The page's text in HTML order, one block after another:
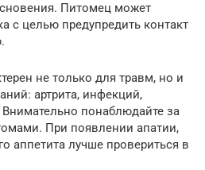
Питомец может
с целью предупредить контакт
не только для травм, но и
артрита, инфекций,
Внимательно понаблюдайте за
При появлении апатии,
аппетита лучше провериться в